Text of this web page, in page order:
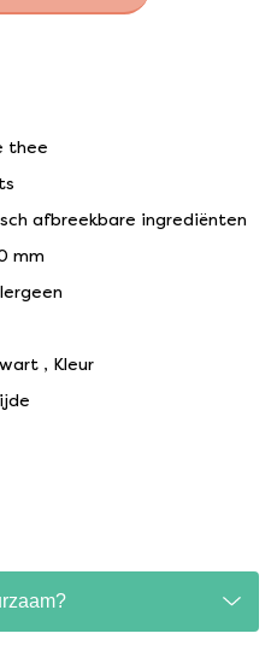
thee
afbreekbare ingrediënten
mm
, Kleur